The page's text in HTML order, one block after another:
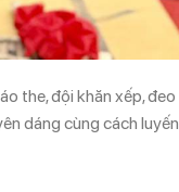
the, đội khăn xếp, đeo
dáng cùng cách luyến